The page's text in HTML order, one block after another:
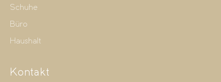
Schuhe
Büro
Haushalt
Kontakt